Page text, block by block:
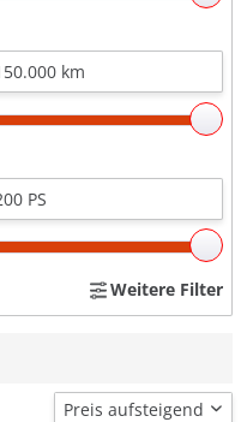
Weitere Filter